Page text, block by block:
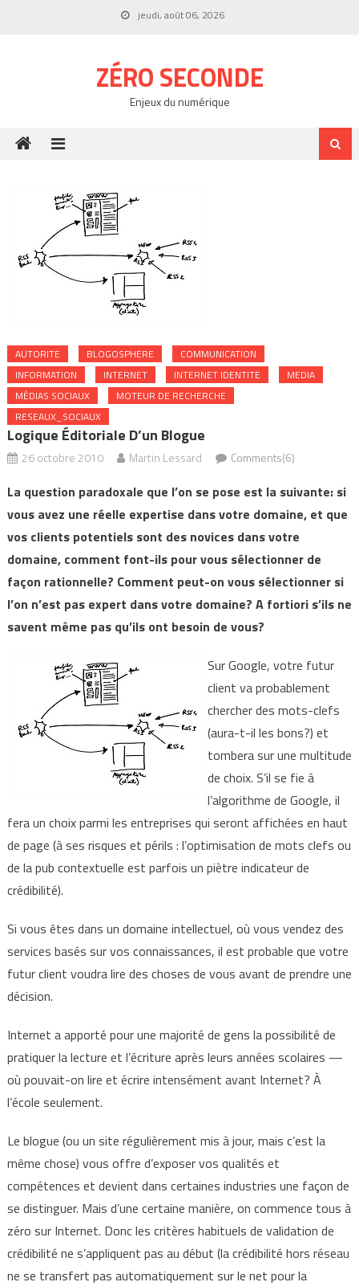
jeudi, août 06, 2026
ZÉRO SECONDE
Enjeux du numérique
AUTORITE BLOGOSPHERE
COMMUNICATION
INFORMATION
INTERNET INTERNET IDENTITE
MEDIA
MÉDIAS SOCIAUX
MOTEUR DE RECHERCHE
RESEAUX_SOCIAUX
Logique Éditoriale D’un Blogue
26 octobre 2010 Martin Lessard Comments(6)
La question paradoxale que l’on se pose est la suivante: si
vous avez une réelle expertise dans votre domaine, et que
vos clients potentiels sont des novices dans votre
domaine, comment font-ils pour vous sélectionner de
façon rationnelle? Comment peut-on vous sélectionner si
l’on n’est pas expert dans votre domaine? A fortiori s’ils ne
savent même pas qu’ils ont besoin de vous?
Sur Google, votre futur
client va probablement
chercher des mots-clefs
(aura-t-il les bons?) et
tombera sur une multitude
de choix. S’il se fie à
l’algorithme de Google, il
fera un choix parmi les entreprises qui seront affichées en haut
de page (à ses risques et périls : l’optimisation de mots clefs ou
de la pub contextuelle est parfois un piètre indicateur de
crédibilité).
Si vous êtes dans un domaine intellectuel, où vous vendez des
services basés sur vos connaissances, il est probable que votre
futur client voudra lire des choses de vous avant de prendre une
décision.
Internet a apporté pour une majorité de gens la possibilité de
pratiquer la lecture et l’écriture après leurs années scolaires —
où pouvait-on lire et écrire intensément avant Internet? À
l’école seulement.
Le blogue (ou un site régulièrement mis à jour, mais c’est la
même chose) vous offre d’exposer vos qualités et
compétences et devient dans certaines industries une façon de
se distinguer. Mais d’une certaine manière, on commence tous à
zéro sur Internet. Donc les critères habituels de validation de
crédibilité ne s’appliquent pas au début (la crédibilité hors réseau
ne se transfert pas automatiquement sur le net pour la